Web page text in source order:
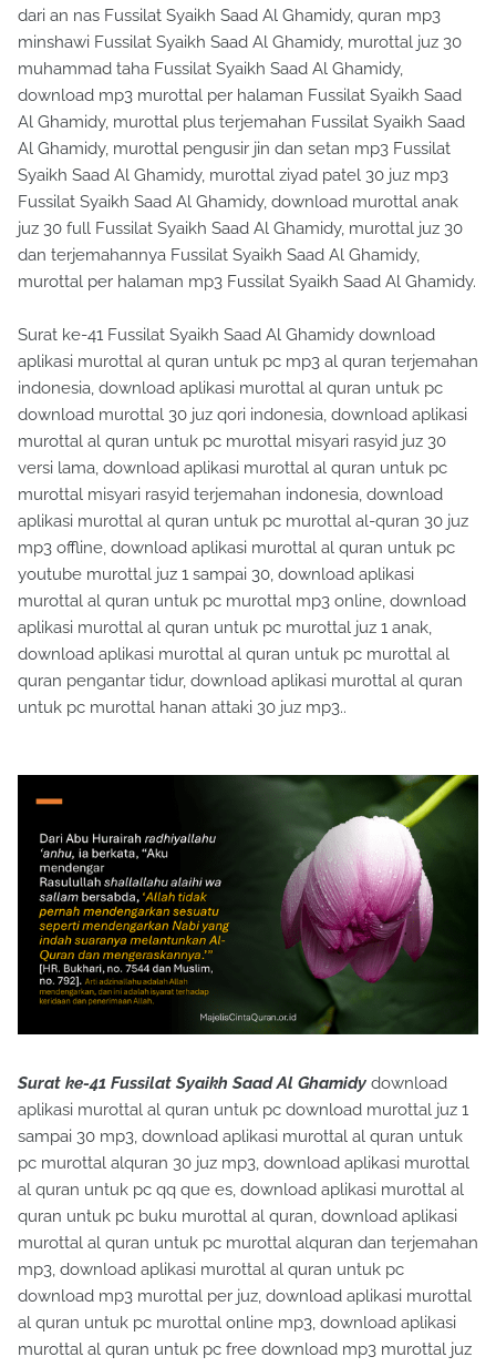
dari an nas Fussilat Syaikh Saad Al Ghamidy, quran mp3
minshawi Fussilat Syaikh Saad Al Ghamidy, murottal juz 30
muhammad taha Fussilat Syaikh Saad Al Ghamidy,
download mp3 murottal per halaman Fussilat Syaikh Saad
Al Ghamidy, murottal plus terjemahan Fussilat Syaikh Saad
Al Ghamidy, murottal pengusir jin dan setan mp3 Fussilat
Syaikh Saad Al Ghamidy, murottal ziyad patel 30 juz mp3
Fussilat Syaikh Saad Al Ghamidy, download murottal anak
juz 30 full Fussilat Syaikh Saad Al Ghamidy, murottal juz 30
dan terjemahannya Fussilat Syaikh Saad Al Ghamidy,
murottal per halaman mp3 Fussilat Syaikh Saad Al Ghamidy.
Surat ke-41 Fussilat Syaikh Saad Al Ghamidy download
aplikasi murottal al quran untuk pc mp3 al quran terjemahan
indonesia, download aplikasi murottal al quran untuk pc
download murottal 30 juz qori indonesia, download aplikasi
murottal al quran untuk pc murottal misyari rasyid juz 30
versi lama, download aplikasi murottal al quran untuk pc
murottal misyari rasyid terjemahan indonesia, download
aplikasi murottal al quran untuk pc murottal al-quran 30 juz
mp3 offline, download aplikasi murottal al quran untuk pc
youtube murottal juz 1 sampai 30, download aplikasi
murottal al quran untuk pc murottal mp3 online, download
aplikasi murottal al quran untuk pc murottal juz 1 anak,
download aplikasi murottal al quran untuk pc murottal al
quran pengantar tidur, download aplikasi murottal al quran
untuk pc murottal hanan attaki 30 juz mp3..
Surat ke-41 Fussilat Syaikh Saad Al Ghamidy download
aplikasi murottal al quran untuk pc download murottal juz 1
sampai 30 mp3, download aplikasi murottal al quran untuk
pc murottal alquran 30 juz mp3, download aplikasi murottal
al quran untuk pc qq que es, download aplikasi murottal al
quran untuk pc buku murottal al quran, download aplikasi
murottal al quran untuk pc murottal alquran dan terjemahan
mp3, download aplikasi murottal al quran untuk pc
download mp3 murottal per juz, download aplikasi murottal
al quran untuk pc murottal online mp3, download aplikasi
murottal al quran untuk pc free download mp3 murottal juz